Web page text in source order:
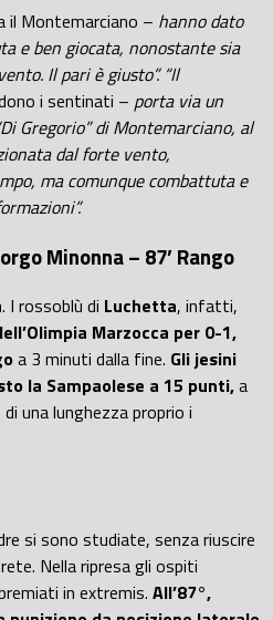
il Montemarciano – hanno dato
e ben giocata, nonostante sia
Il pari è giusto”. “Il
i sentinati – porta via un
Gregorio” di Montemarciano, al
dal forte vento,
ma comunque combattuta e
Minonna – 87’ Rango
. I rossoblù di Luchetta, infatti,
Marzocca per 0-1,
a 3 minuti dalla fine. Gli jesini
la Sampaolese a 15 punti,a
una lunghezza proprio i
si sono studiate, senza riuscire
Nella ripresa gli ospiti
in extremis. All’87°,